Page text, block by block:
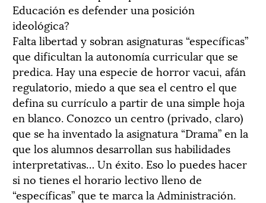
Educación es defender una posición
ideológica?
Falta libertad y sobran asignaturas “específicas”
que dificultan la autonomía curricular que se
predica. Hay una especie de horror vacui, afán
regulatorio, miedo a que sea el centro el que
defina su currículo a partir de una simple hoja
en blanco. Conozco un centro (privado, claro)
que se ha inventado la asignatura “Drama” en la
que los alumnos desarrollan sus habilidades
interpretativas… Un éxito. Eso lo puedes hacer
si no tienes el horario lectivo lleno de
“específicas” que te marca la Administración.